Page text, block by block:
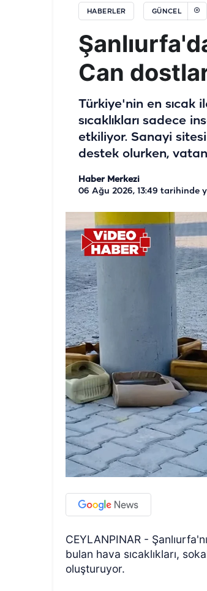
HABERLER GÜNCEL
Can
Türkiye'nin en sıcak
sıcaklıkları sadece
etkiliyor. Sanayi sitesi
destek olurken,
Haber Merkezi
06 Ağu 2026, 13:49 tarihinde
CEYLANPINAR -
bulan hava sıcaklıkları,
oluşturuyor.